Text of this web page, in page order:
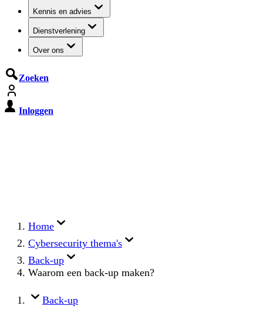
Kennis en advies
Dienstverlening
Over ons
Zoeken
Inloggen
Home
Cybersecurity thema's
Back-up
Waarom een back-up maken?
Back-up